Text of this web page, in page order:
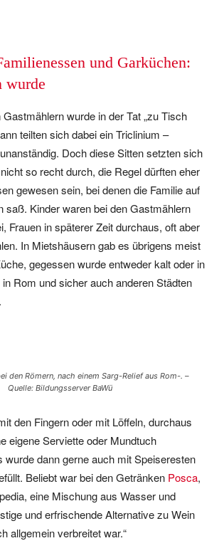
und Garküchen:
wurde
wurde in der Tat „zu Tisch
teilten sich dabei ein Triclinium –
Doch diese Sitten setzten sich
so recht durch, die Regel dürften eher
gewesen sein, bei denen die Familie auf
saß. Kinder waren bei den Gastmählern
Frauen in späterer Zeit durchaus, oft aber
In Mietshäusern gab es übrigens meist
gegessen wurde entweder kalt oder in
Rom und sicher auch anderen Städten
den Römern, nach einem Sarg-Relief aus Rom-. –
Quelle: Bildungsserver BaWü
den Fingern oder mit Löffeln, durchaus
eigene Serviette oder Mundtuch
wurde dann gerne auch mit Speiseresten
Beliebt war bei den Getränken Posca,
eine Mischung aus Wasser und
und erfrischende Alternative zu Wein
allgemein verbreitet war.“